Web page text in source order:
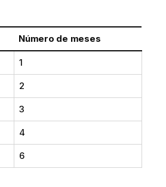
Número de meses
1
2
3
4
6